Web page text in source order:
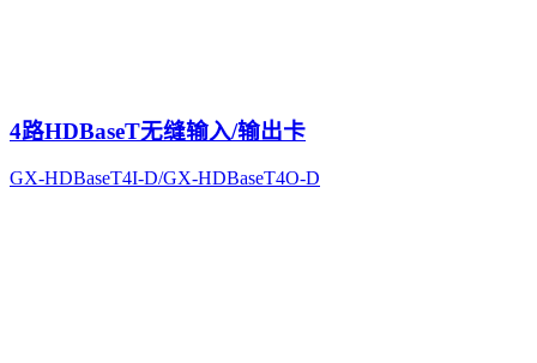
4路HDBaseT无缝输入/输出卡
GX-HDBaseT4I-D/GX-HDBaseT4O-D